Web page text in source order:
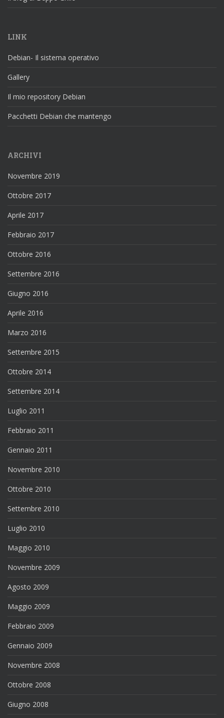
LINK
Debian- Il sistema operativo
Gallery
Il mio repository Debian
Pacchetti Debian che mantengo
ARCHIVI
Novembre 2019
Ottobre 2017
Aprile 2017
Febbraio 2017
Ottobre 2016
Settembre 2016
Giugno 2016
Aprile 2016
Marzo 2016
Settembre 2015
Ottobre 2014
Settembre 2014
Luglio 2011
Febbraio 2011
Gennaio 2011
Novembre 2010
Ottobre 2010
Settembre 2010
Luglio 2010
Maggio 2010
Novembre 2009
Agosto 2009
Maggio 2009
Febbraio 2009
Gennaio 2009
Novembre 2008
Ottobre 2008
Giugno 2008